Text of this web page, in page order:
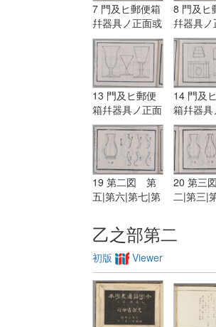
7 門及ヒ郵便箱
幷器具ノ正面或
ハ側面ノ単図
8 門及ヒ
幷器具
ハ側面ノ
13 門及ヒ郵便
箱幷器具ノ正面
或ハ側面ノ単図
14 門及
箱幷器
或ハ側
19 第二図 第
五|第六|第七|第
三図 第一
20 第三
二|第三|
乙之部第二
初版 Viewer